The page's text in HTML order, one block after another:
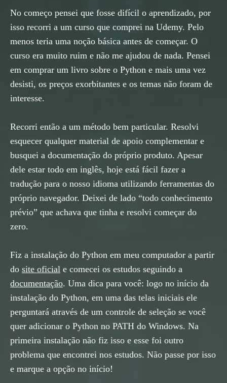
No começo pensei que fosse difícil o aprendizado, por
isso recorri a um curso que comprei na Udemy. Pelo
menos teria uma noção básica antes de começar. O
curso era muito ruim e não me ajudou de nada. Pensei
em comprar um livro sobre o Python e mais uma vez
desisti, os preços exorbitantes e os temas não foram de
interesse.
Recorri então a um método bem particular. Resolvi
esquecer qualquer material de apoio complementar e
busquei a documentação do próprio produto. Apesar
dele estar todo em inglês, hoje está fácil fazer a
tradução para o nosso idioma utilizando ferramentas do
próprio navegador. Deixei de lado “todo conhecimento
prévio” que achava que tinha e resolvi começar do
zero.
Fiz a instalação do Python em meu computador a partir
do site oficial e comecei os estudos seguindo a
documentação. Uma dica para você: logo no início da
instalação do Python, em uma das telas iniciais ele
perguntará através de um controle de seleção se você
quer adicionar o Python no PATH do Windows. Na
primeira instalação não fiz isso e esse foi outro
problema que encontrei nos estudos. Não passe por isso
e marque a opção no início!